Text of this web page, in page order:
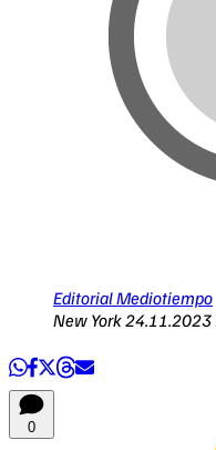
Editorial Mediotiempo
New York
0